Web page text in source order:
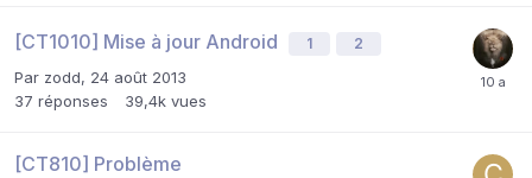
[CT1010] Mise à jour Android 1 2
Par zodd, 24 août 2013
37 réponses 39,4k vues
[CT810] Problème